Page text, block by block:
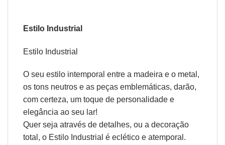
Estilo Industrial
Estilo Industrial
O seu estilo intemporal entre a madeira e o metal,
os tons neutros e as peças emblemáticas, darão,
com certeza, um toque de personalidade e
elegância ao seu lar!
Quer seja através de detalhes, ou a decoração
total, o Estilo Industrial é eclético e atemporal.